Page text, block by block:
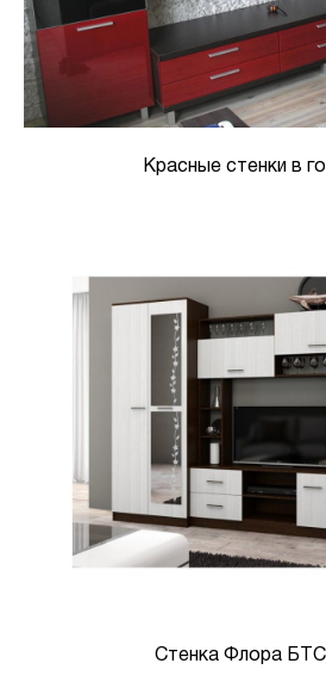
Красные стенки в
Стенка Флора БТС